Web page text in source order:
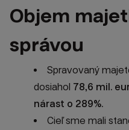
Objem
správou
Spravovaný
dosiahol 78,6 mil.
nárast o 289%.
Cieľ sme mali